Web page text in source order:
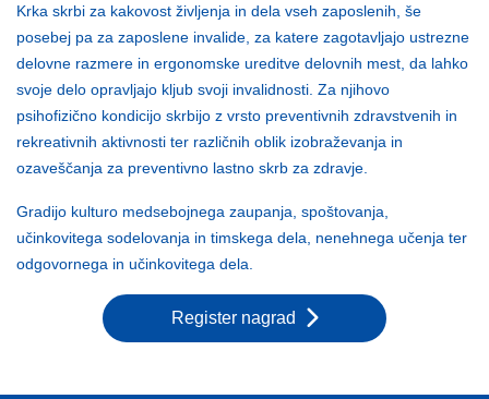
Krka skrbi za kakovost življenja in dela vseh zaposlenih, še
posebej pa za zaposlene invalide, za katere zagotavljajo ustrezne
delovne razmere in ergonomske ureditve delovnih mest, da lahko
svoje delo opravljajo kljub svoji invalidnosti. Za njihovo
psihofizično kondicijo skrbijo z vrsto preventivnih zdravstvenih in
rekreativnih aktivnosti ter različnih oblik izobraževanja in
ozaveščanja za preventivno lastno skrb za zdravje.
Gradijo kulturo medsebojnega zaupanja, spoštovanja,
učinkovitega sodelovanja in timskega dela, nenehnega učenja ter
odgovornega in učinkovitega dela.
Register nagrad